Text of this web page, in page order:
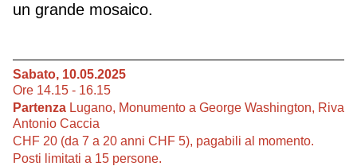
un grande mosaico.
Sabato, 10.05.2025
Ore 14.15 - 16.15
Partenza Lugano, Monumento a George Washington, Riva
Antonio Caccia
CHF 20 (da 7 a 20 anni CHF 5), pagabili al momento.
Posti limitati a 15 persone.